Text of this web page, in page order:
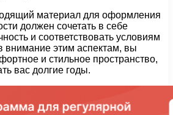
материал для оформления
должен сочетать в себе
и соответствовать условиям
внимание этим аспектам, вы
и стильное пространство,
вас долгие годы.